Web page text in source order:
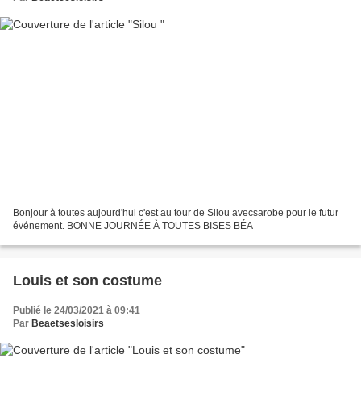
Bonjour à toutes aujourd'hui c'est au tour de Silou avecsarobe pour le futur
événement. BONNE JOURNÉE À TOUTES BISES BÉA
Louis et son costume
Publié le 24/03/2021 à 09:41
Par Beaetsesloisirs